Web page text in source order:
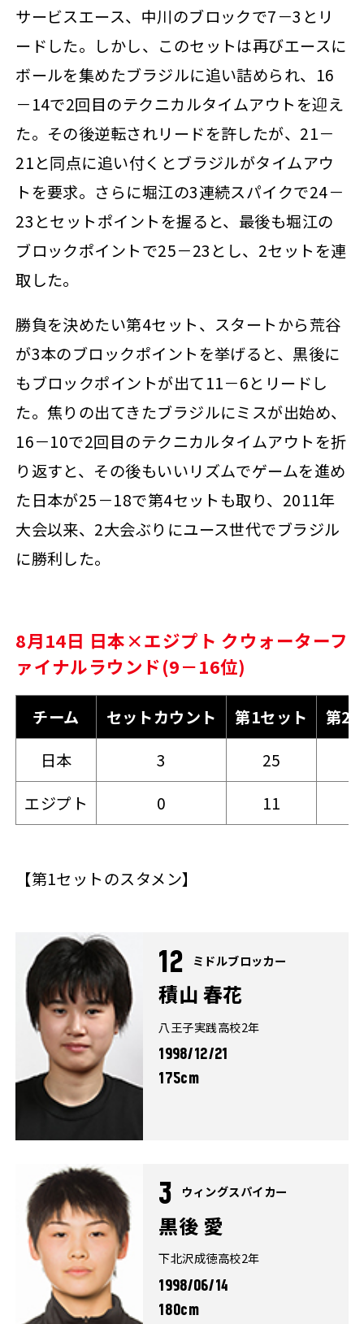
サービスエース、中川のブロックで7－3とリ
ードした。しかし、このセットは再びエースに
ボールを集めたブラジルに追い詰められ、16
－14で2回目のテクニカルタイムアウトを迎え
た。その後逆転されリードを許したが、21－
21と同点に追い付くとブラジルがタイムアウ
トを要求。さらに堀江の3連続スパイクで24－
23とセットポイントを握ると、最後も堀江の
ブロックポイントで25－23とし、2セットを連
取した。
勝負を決めたい第4セット、スタートから荒谷
が3本のブロックポイントを挙げると、黒後に
もブロックポイントが出て11－6とリードし
た。焦りの出てきたブラジルにミスが出始め、
16－10で2回目のテクニカルタイムアウトを折
り返すと、その後もいいリズムでゲームを進め
た日本が25－18で第4セットも取り、2011年
大会以来、2大会ぶりにユース世代でブラジル
に勝利した。
8月14日 日本×エジプト クウォーターフ
ァイナルラウンド(9－16位)
チーム セットカウント 第1セット
第2
日本
3 25
エジプト
0 11
【第1セットのスタメン】
12 ミドルブロッカー
積山 春花
八王子実践高校2年
1998/12/21
175cm
3 ウィングスパイカー
黒後 愛
下北沢成徳高校2年
1998/06/14
180cm